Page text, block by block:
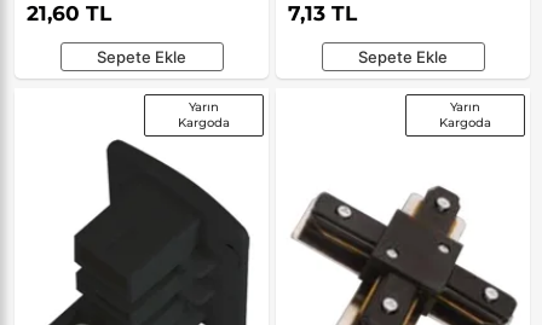
21,60 TL
Sepete Ekle
7,13 TL
Sepete Ekle
Yarın
Kargoda
Yarın
Kargoda